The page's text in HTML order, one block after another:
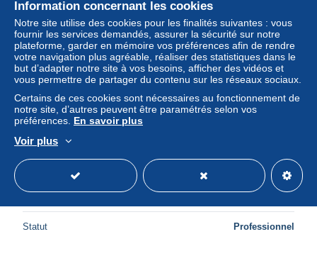
Nouveau
Japan 2003 Flowers from Shinsyu 4v [:::], Mint NH, Nature
- Flowers & Plants
± 3,46 $US
Statut Professionnel
Information concernant les cookies
Notre site utilise des cookies pour les finalités suivantes : vous
fournir les services demandés, assurer la sécurité sur notre
plateforme, garder en mémoire vos préférences afin de rendre
votre navigation plus agréable, réaliser des statistiques dans le
but d’adapter notre site à vos besoins, afficher des vidéos et
vous permettre de partager du contenu sur les réseaux sociaux.
Certains de ces cookies sont nécessaires au fonctionnement de
notre site, d’autres peuvent être paramétrés selon vos
préférences. En savoir plus
Voir plus